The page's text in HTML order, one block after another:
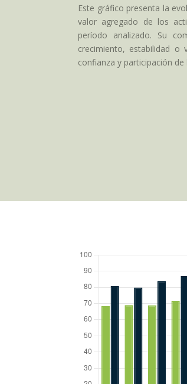
Este gráfico presenta la
valor agregado de los
período analizado. Su
crecimiento, estabilidad
confianza y participación